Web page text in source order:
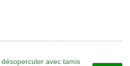
désoperculer avec tamis